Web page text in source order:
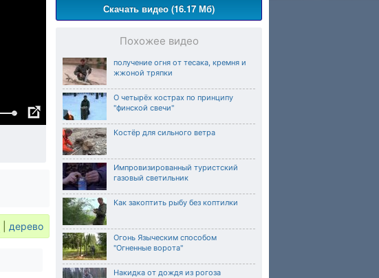
Скачать видео (16.17 Мб)
Похожее видео
получение огня от тесака, кремня и
жжоной тряпки
О четырёх кострах по принципу
"финской свечи"
Костёр для сильного ветра
Импровизированный туристский
газовый светильник
Как закоптить рыбу без коптилки
Огонь Языческим способом
"Огненные ворота"
Накидка от дождя из рогоза
дерево